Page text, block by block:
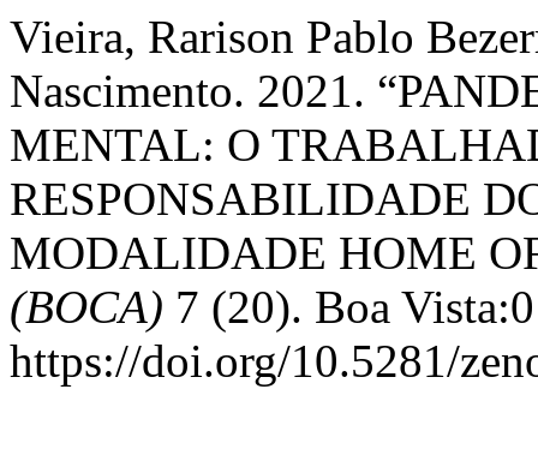
Vieira, Rarison Pablo
Nascimento. 2021.
MENTAL: O
RESPONSABILIDADE
MODALIDADE HOME
(BOCA) 7 (20). Boa
https://doi.org/10.5281/